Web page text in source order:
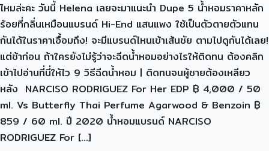
ไหมล่ะคะ วันนี้ Helena เลยจะมาแนะนำ Dupe 5 น้ำหอมราคาหลัก
ร้อยที่กลิ่นเหมือนแบรนด์ Hi-End แสนแพง ใช้เป็นตัวตายตัวแทน
กันได้ในราคาเอื้อมถึง! จะมีแบรนด์ไหนเข้าเส้นชัย ตามไปดูกันได้เลย!
แต่ช้าก่อน ถ้าใครยังไม่รู้ว่าจะฉีดน้ำหอมอย่างไรให้ติดทน ต้องคลิก
เข้าไปอ่านที่นี่ให้ไว 9 วิธีฉีดน้ำหอม | ติดทนจนผู้ชายต้องเหลียว
หลัง NARCISO RODRIGUEZ For Her EDP ฿ 4,000 / 50
ml. Vs Butterfly Thai Perfume Agarwood & Benzoin ฿
859 / 60 ml. ปี 2020 น้ำหอมแบรนด์ NARCISO
RODRIGUEZ For […]